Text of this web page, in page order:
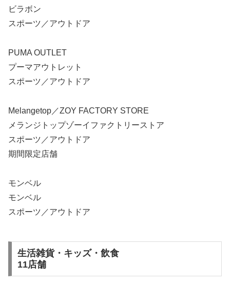
ビラボン
スポーツ／アウトドア
PUMA OUTLET
プーマアウトレット
スポーツ／アウトドア
Melangetop／ZOY FACTORY STORE
メランジトップゾーイファクトリーストア
スポーツ／アウトドア
期間限定店舗
モンベル
モンベル
スポーツ／アウトドア
生活雑貨・キッズ・飲食
11店舗